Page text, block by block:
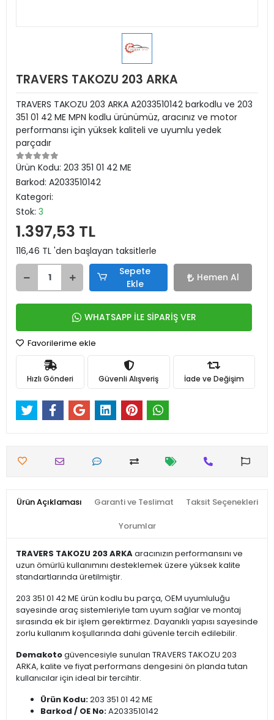
TRAVERS TAKOZU 203 ARKA
TRAVERS TAKOZU 203 ARKA A2033510142 barkodlu ve 203
351 01 42 ME MPN kodlu ürünümüz, aracınız ve motor
performansı için yüksek kaliteli ve uyumlu yedek
parçadır
Ürün Kodu: 203 351 01 42 ME
Barkod: A2033510142
Kategori:
Stok: 3
1.397,53 TL
116,46 TL 'den başlayan taksitlerle
Sepete
Ekle
Hemen Al
WHATSAPP İLE SİPARİŞ VER
Favorilerime ekle
Hızlı Gönderi Güvenli Alışveriş İade ve Değişim
Ürün Açıklaması Garanti ve Teslimat Taksit Seçenekleri
Yorumlar
TRAVERS TAKOZU 203 ARKAaracınızın performansını ve
uzun ömürlü kullanımını desteklemek üzere yüksek kalite
standartlarında üretilmiştir.
203 351 01 42 ME ürün kodlu bu parça, OEM uyumluluğu
sayesinde araç sistemleriyle tam uyum sağlar ve montaj
sırasında ek bir işlem gerektirmez. Dayanıklı yapısı sayesinde
zorlu kullanım koşullarında dahi güvenle tercih edilebilir.
Demakotogüvencesiyle sunulan TRAVERS TAKOZU 203
ARKA, kalite ve fiyat performans dengesini ön planda tutan
kullanıcılar için ideal bir tercihtir.
Ürün Kodu:203 351 01 42 ME
Barkod / OE No:A2033510142